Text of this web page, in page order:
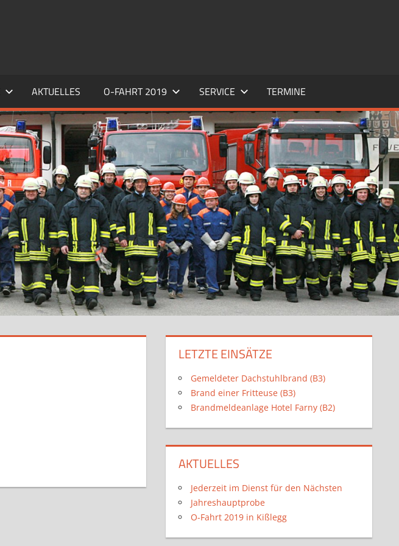
AKTUELLES O-FAHRT 2019 SERVICE TERMINE
LETZTE EINSÄTZE
Gemeldeter Dachstuhlbrand (B3)
Brand einer Fritteuse (B3)
Brandmeldeanlage Hotel Farny (B2)
AKTUELLES
Jederzeit im Dienst für den Nächsten
Jahreshauptprobe
O-Fahrt 2019 in Kißlegg